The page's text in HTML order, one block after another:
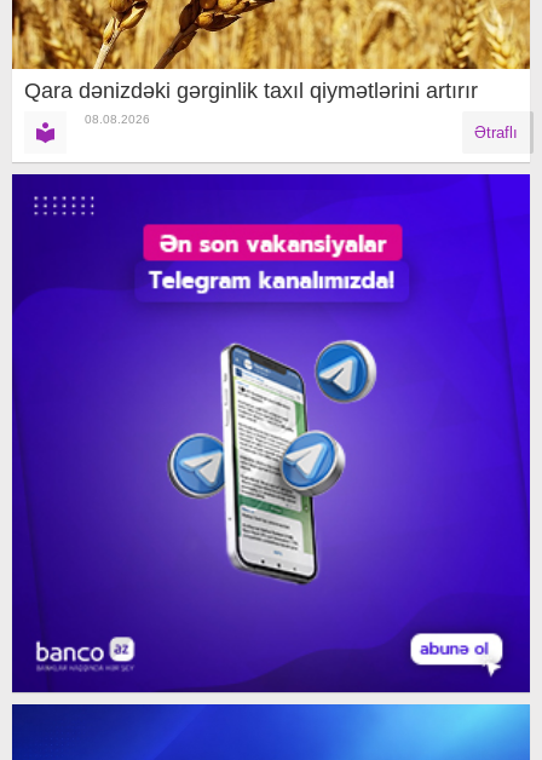
Qara dənizdəki gərginlik taxıl qiymətlərini artırır
08.08.2026
Ətraflı